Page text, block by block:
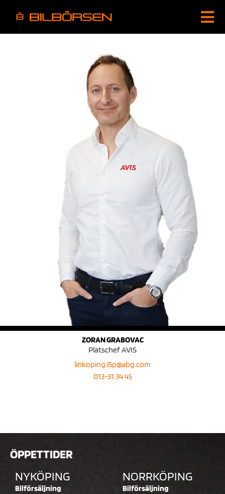
ZORAN GRABOVAC
Platschef AVIS
linkoping.l5p@abg.com
013-31 34 45
ÖPPETTIDER
NYKÖPING
Bilförsäljning
NORRKÖPING
Bilförsäljning